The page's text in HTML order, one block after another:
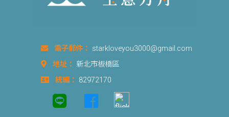
電子郵件： starkloveyou3000@gmail.com
地址： 新北市板橋區
統編： 82972170